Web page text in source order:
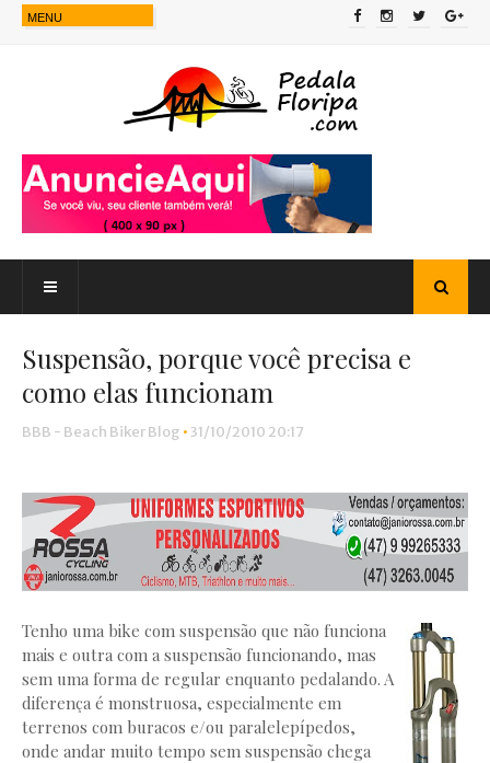
Suspensão, porque você precisa e
como elas funcionam
BBB - Beach Biker Blog • 31/10/2010 20:17
Tenho uma bike com suspensão que não funciona
mais e outra com a suspensão funcionando, mas
sem uma forma de regular enquanto pedalando. A
diferença é monstruosa, especialmente em
terrenos com buracos e/ou paralelepípedos,
onde andar muito tempo sem suspensão chega